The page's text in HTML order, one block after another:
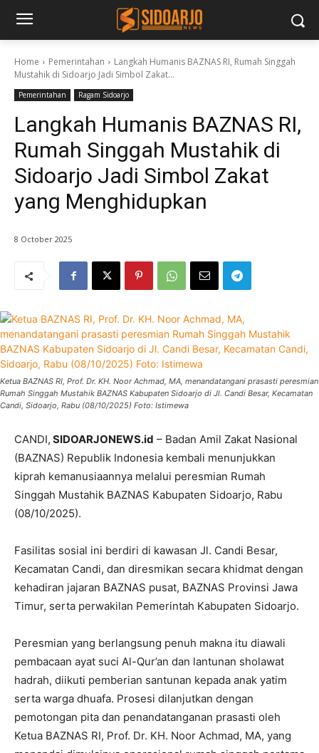
Home Pemerintahan
Langkah Humanis BAZNAS RI, Rumah Singgah
Mustahik di Sidoarjo Jadi Simbol Zakat...
Pemerintahan Ragam Sidoarjo
Langkah Humanis BAZNAS RI,
Rumah Singgah Mustahik di
Sidoarjo Jadi Simbol Zakat
yang Menghidupkan
8 October 2025
Ketua BAZNAS RI, Prof. Dr. KH. Noor Achmad, MA, menandatangani prasasti peresmian
Rumah Singgah Mustahik BAZNAS Kabupaten Sidoarjo di Jl. Candi Besar, Kecamatan
Candi, Sidoarjo, Rabu (08/10/2025) Foto: Istimewa
CANDI, SIDOARJONEWS.id – Badan Amil Zakat Nasional
(BAZNAS) Republik Indonesia kembali menunjukkan
kiprah kemanusiaannya melalui peresmian Rumah
Singgah Mustahik BAZNAS Kabupaten Sidoarjo, Rabu
(08/10/2025).
Fasilitas sosial ini berdiri di kawasan Jl. Candi Besar,
Kecamatan Candi, dan diresmikan secara khidmat dengan
kehadiran jajaran BAZNAS pusat, BAZNAS Provinsi Jawa
Timur, serta perwakilan Pemerintah Kabupaten Sidoarjo.
Peresmian yang berlangsung penuh makna itu diawali
pembacaan ayat suci Al-Qur’an dan lantunan sholawat
hadrah, diikuti pemberian santunan kepada anak yatim
serta warga dhuafa. Prosesi dilanjutkan dengan
pemotongan pita dan penandatanganan prasasti oleh
Ketua BAZNAS RI, Prof. Dr. KH. Noor Achmad, MA, yang